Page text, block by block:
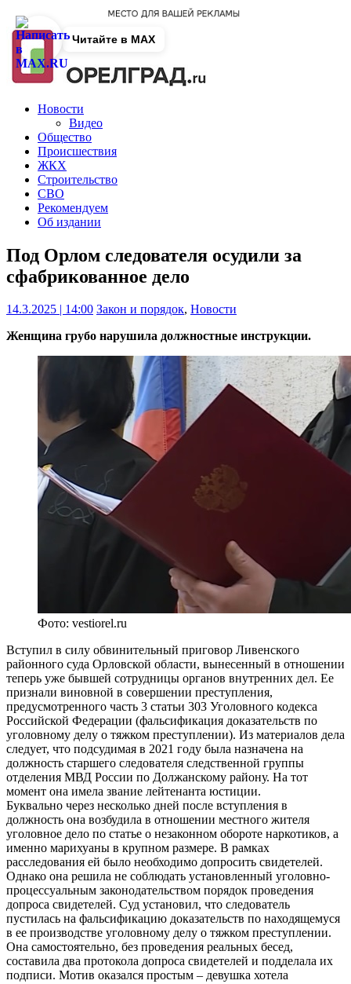
Новости
Видео
Общество
Происшествия
ЖКХ
Строительство
СВО
Рекомендуем
Об издании
Под Орлом следователя осудили за
сфабрикованное дело
14.3.2025 | 14:00 Закон и порядок, Новости
Женщина грубо нарушила должностные инструкции.
Фото: vestiorel.ru
Вступил в силу обвинительный приговор Ливенского
районного суда Орловской области, вынесенный в отношении
теперь уже бывшей сотрудницы органов внутренних дел. Ее
признали виновной в совершении преступления,
предусмотренного часть 3 статьи 303 Уголовного кодекса
Российской Федерации (фальсификация доказательств по
уголовному делу о тяжком преступлении). Из материалов дела
следует, что подсудимая в 2021 году была назначена на
должность старшего следователя следственной группы
отделения МВД России по Должанскому району. На тот
момент она имела звание лейтенанта юстиции.
Буквально через несколько дней после вступления в
должность она возбудила в отношении местного жителя
уголовное дело по статье о незаконном обороте наркотиков, а
именно марихуаны в крупном размере. В рамках
расследования ей было необходимо допросить свидетелей.
Однако она решила не соблюдать установленный уголовно-
процессуальным законодательством порядок проведения
допроса свидетелей. Суд установил, что следователь
пустилась на фальсификацию доказательств по находящемуся
в ее производстве уголовному делу о тяжком преступлении.
Она самостоятельно, без проведения реальных бесед,
составила два протокола допроса свидетелей и подделала их
подписи. Мотив оказался простым – девушка хотела
Читайте в MAX